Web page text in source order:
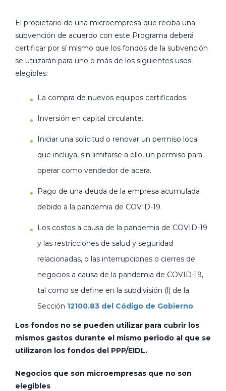
El propietario de una microempresa que reciba una
subvención de acuerdo con este Programa deberá
certificar por sí mismo que los fondos de la subvención
se utilizarán para uno o más de los siguientes usos
elegibles:
La compra de nuevos equipos certificados.
Inversión en capital circulante.
Iniciar una solicitud o renovar un permiso local
que incluya, sin limitarse a ello, un permiso para
operar como vendedor de acera.
Pago de una deuda de la empresa acumulada
debido a la pandemia de COVID-19.
Los costos a causa de la pandemia de COVID-19
y las restricciones de salud y seguridad
relacionadas, o las interrupciones o cierres de
negocios a causa de la pandemia de COVID-19,
tal como se define en la subdivisión (l) de la
Sección 12100.83 del Código de Gobierno.
Los fondos no se pueden utilizar para cubrir los
mismos gastos durante el mismo periodo al que se
utilizaron los fondos del PPP/EIDL.
Negocios que son microempresas que no son
elegibles